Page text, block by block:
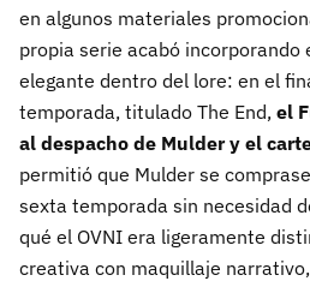
en algunos materiales
propia serie acabó incorporando
elegante dentro del lore: en el
temporada, titulado The End, el
al despacho de Mulder y el
permitió que Mulder se
sexta temporada sin necesidad
qué el OVNI era ligeramente
creativa con maquillaje